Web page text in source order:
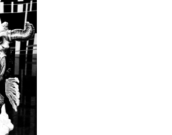
v
o
n
a
s
H
a
s
s
e